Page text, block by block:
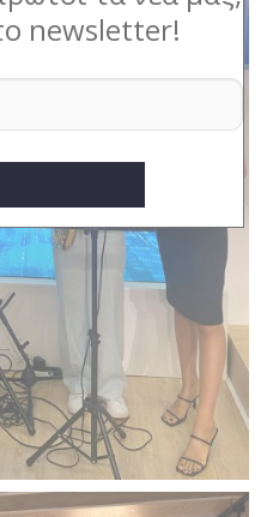
newsletter!